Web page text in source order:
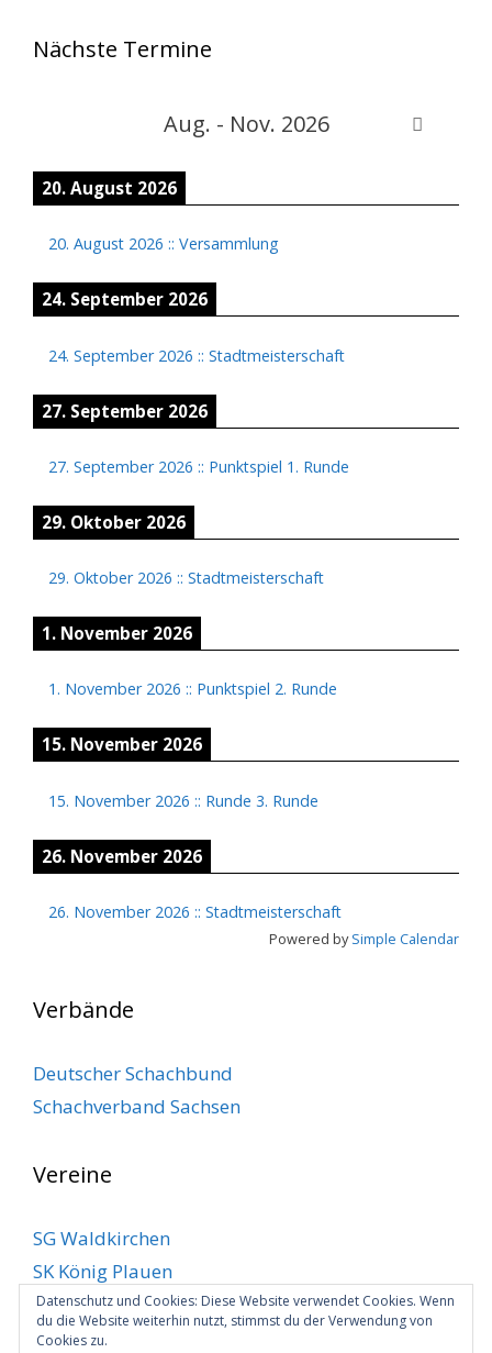
Nächste Termine
Aug. - Nov. 2026
20. August 2026
20. August 2026 :: Versammlung
24. September 2026
24. September 2026 :: Stadtmeisterschaft
27. September 2026
27. September 2026 :: Punktspiel 1. Runde
29. Oktober 2026
29. Oktober 2026 :: Stadtmeisterschaft
1. November 2026
1. November 2026 :: Punktspiel 2. Runde
15. November 2026
15. November 2026 :: Runde 3. Runde
26. November 2026
26. November 2026 :: Stadtmeisterschaft
Powered bySimple Calendar
Verbände
Deutscher Schachbund
Schachverband Sachsen
Vereine
SG Waldkirchen
SK König Plauen
SV Klingenthal
SV Markneukirchen
Datenschutz und Cookies: Diese Website verwendet Cookies. Wenn
du die Website weiterhin nutzt, stimmst du der Verwendung von
Cookies zu.